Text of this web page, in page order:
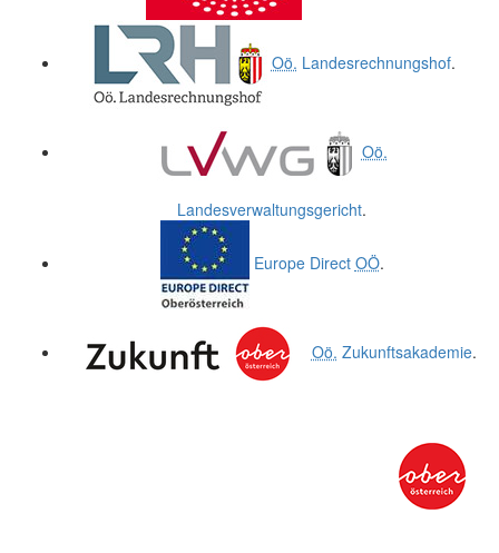
Oö. Landesrechnungshof.
Oö.
Landesverwaltungsgericht.
Europe Direct OÖ.
Oö. Zukunftsakademie.